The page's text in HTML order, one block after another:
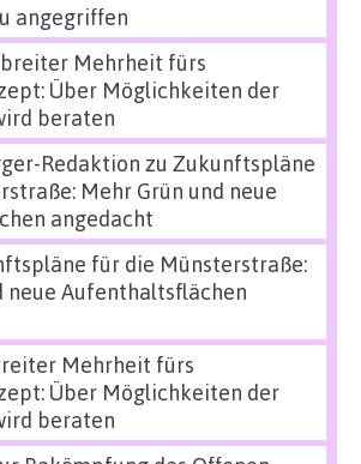
angegriffen
Mehrheit fürs
Über Möglichkeiten der
beraten
Redaktion zu Zukunftspläne
Mehr Grün und neue
angedacht
für die Münsterstraße:
neue Aufenthaltsflächen
Mehrheit fürs
Über Möglichkeiten der
beraten